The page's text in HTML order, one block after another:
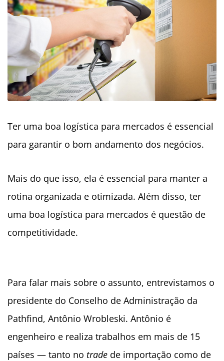
Ter uma boa logística para mercados é essencial
para garantir o bom andamento dos negócios.
Mais do que isso, ela é essencial para manter a
rotina organizada e otimizada. Além disso, ter
uma boa logística para mercados é questão de
competitividade.
Para falar mais sobre o assunto, entrevistamos o
presidente do Conselho de Administração da
Pathfind, Antônio Wrobleski. Antônio é
engenheiro e realiza trabalhos em mais de 15
países — tanto no trade de importação como de